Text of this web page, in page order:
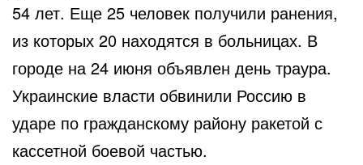
54 лет. Еще 25 человек получили ранения,
из которых 20 находятся в больницах. В
городе на 24 июня объявлен день траура.
Украинские власти обвинили Россию в
ударе по гражданскому району ракетой с
кассетной боевой частью.